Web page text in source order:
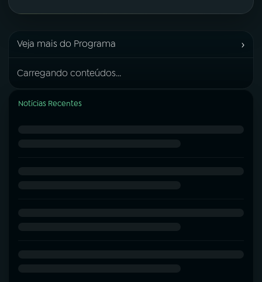
Veja mais do Programa ›
Carregando conteúdos...
Notícias Recentes